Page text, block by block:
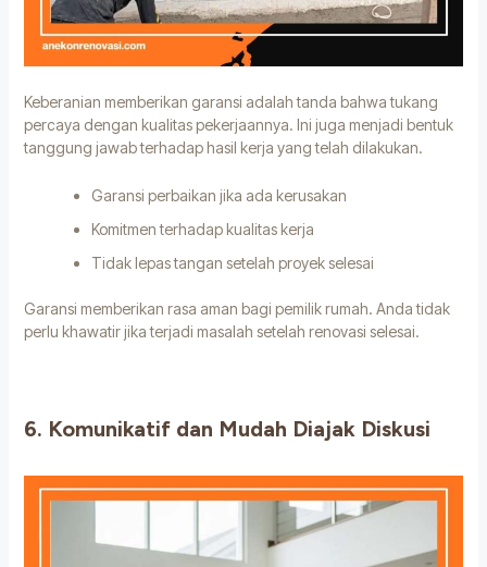
Keberanian memberikan garansi adalah tanda bahwa tukang
percaya dengan kualitas pekerjaannya. Ini juga menjadi bentuk
tanggung jawab terhadap hasil kerja yang telah dilakukan.
Garansi perbaikan jika ada kerusakan
Komitmen terhadap kualitas kerja
Tidak lepas tangan setelah proyek selesai
Garansi memberikan rasa aman bagi pemilik rumah. Anda tidak
perlu khawatir jika terjadi masalah setelah renovasi selesai.
6. Komunikatif dan Mudah Diajak Diskusi